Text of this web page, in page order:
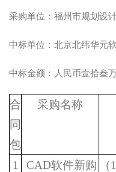
采购单位：福州市规划设
中标单位：北京北纬华元
中标金额：人民币壹拾叁
合
同
包
采购名称
1 CAD软件新购